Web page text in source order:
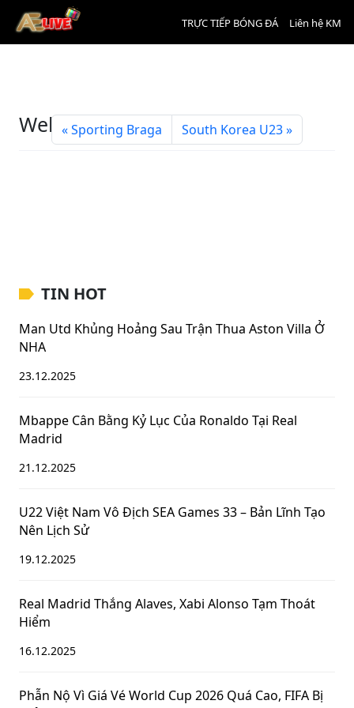
TRỰC TIẾP BÓNG ĐÁ Liên hệ KM
Wellington Phoenix
Sporting Braga South Korea U23
TIN HOT
Man Utd Khủng Hoảng Sau Trận Thua Aston Villa Ở
NHA
23.12.2025
Mbappe Cân Bằng Kỷ Lục Của Ronaldo Tại Real
Madrid
21.12.2025
U22 Việt Nam Vô Địch SEA Games 33 – Bản Lĩnh Tạo
Nên Lịch Sử
19.12.2025
Real Madrid Thắng Alaves, Xabi Alonso Tạm Thoát
Hiểm
16.12.2025
Phẫn Nộ Vì Giá Vé World Cup 2026 Quá Cao, FIFA Bị